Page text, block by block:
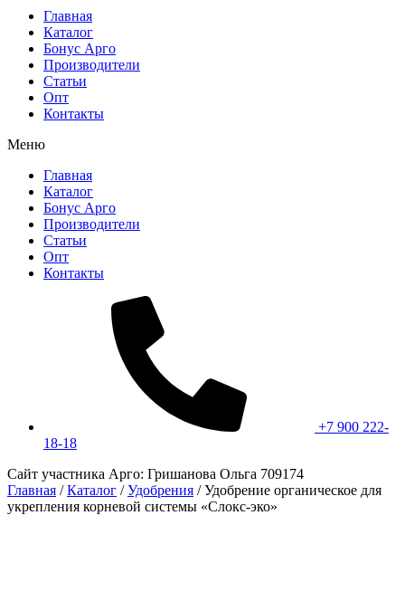
Главная
Каталог
Бонус Арго
Производители
Статьи
Опт
Контакты
Меню
Главная
Каталог
Бонус Арго
Производители
Статьи
Опт
Контакты
+7 900 222-
18-18
Сайт участника Арго: Гришанова Ольга 709174
Главная / Каталог / Удобрения / Удобрение органическое для
укрепления корневой системы «Слокс-эко»